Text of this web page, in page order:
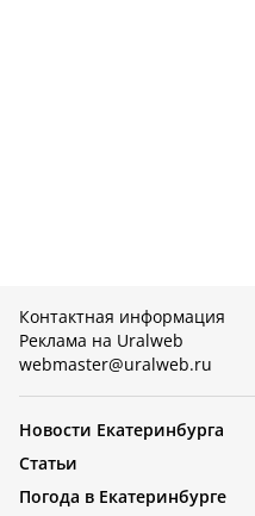
Контактная информация
Реклама на Uralweb
webmaster@uralweb.ru
Новости Екатеринбурга
Статьи
Погода в Екатеринбурге